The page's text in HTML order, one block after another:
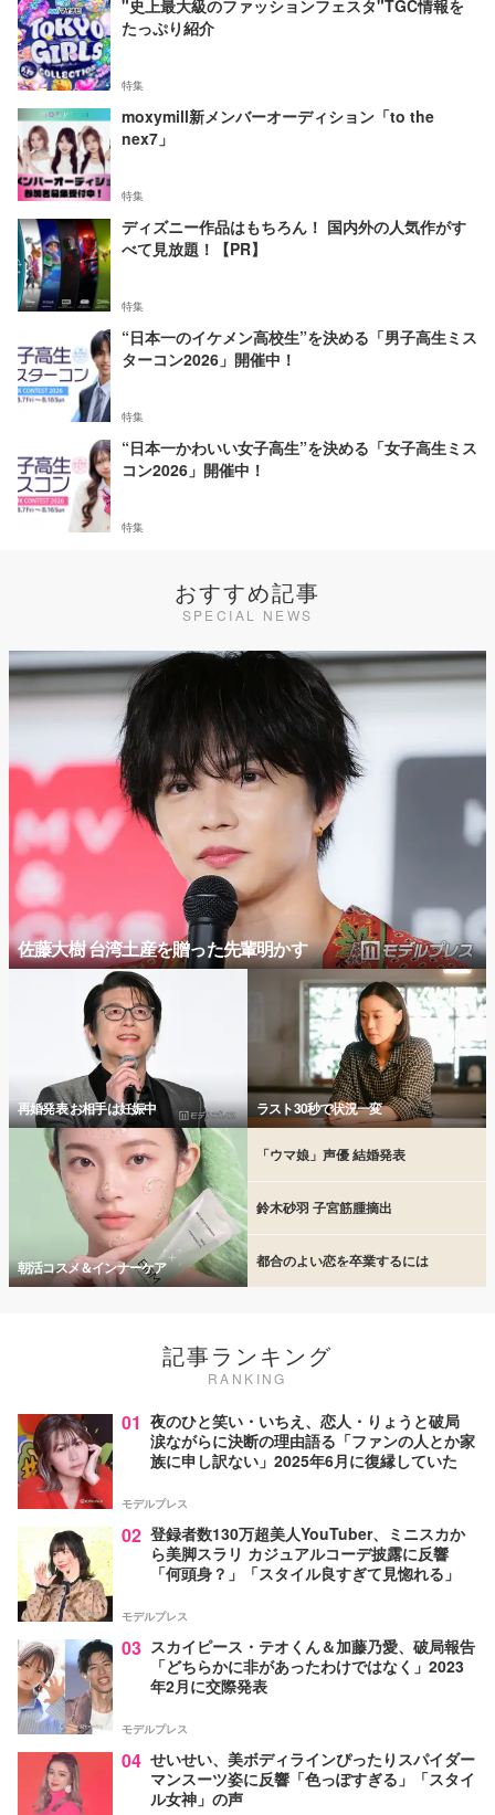
"史上最大級のファッションフェスタ"TGC情報を
たっぷり紹介
特集
moxymill新メンバーオーディション「to the
nex7」
特集
ディズニー作品はもちろん！ 国内外の人気作がす
べて見放題！【PR】
特集
“日本一のイケメン高校生”を決める「男子高生ミス
ターコン2026」開催中！
特集
“日本一かわいい女子高生”を決める「女子高生ミス
コン2026」開催中！
特集
おすすめ記事
SPECIAL NEWS
佐藤大樹 台湾土産を贈った先輩明かす
再婚発表 お相手は妊娠中 ラスト30秒で状況一変
朝活コスメ＆インナーケア
「ウマ娘」声優 結婚発表
鈴木砂羽 子宮筋腫摘出
都合のよい恋を卒業するには
記事ランキング
RANKING
01 夜のひと笑い・いちえ、恋人・りょうと破局
涙ながらに決断の理由語る「ファンの人とか家
族に申し訳ない」2025年6月に復縁していた
モデルプレス
02 登録者数130万超美人YouTuber、ミニスカか
ら美脚スラリ カジュアルコーデ披露に反響
「何頭身？」「スタイル良すぎて見惚れる」
モデルプレス
03 スカイピース・テオくん＆加藤乃愛、破局報告
「どちらかに非があったわけではなく」2023
年2月に交際発表
モデルプレス
04 せいせい、美ボディラインぴったりスパイダー
マンスーツ姿に反響「色っぽすぎる」「スタイ
ル女神」の声